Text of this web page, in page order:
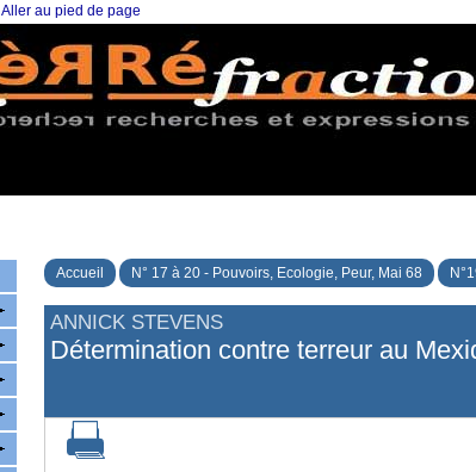
Aller au pied de page
Accueil N° 17 à 20 - Pouvoirs, Ecologie, Peur, Mai 68
ANNICK STEVENS
Détermination contre terreur au